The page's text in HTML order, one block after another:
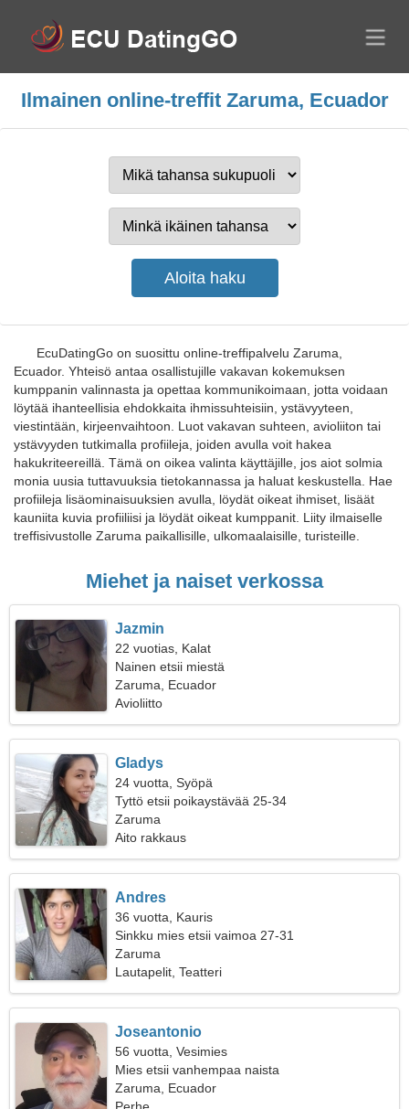
Ilmainen online-treffit Zaruma, Ecuador
EcuDatingGo on suosittu online-treffipalvelu Zaruma,
Ecuador. Yhteisö antaa osallistujille vakavan kokemuksen
kumppanin valinnasta ja opettaa kommunikoimaan, jotta voidaan
löytää ihanteellisia ehdokkaita ihmissuhteisiin, ystävyyteen,
viestintään, kirjeenvaihtoon. Luot vakavan suhteen, avioliiton tai
ystävyyden tutkimalla profiileja, joiden avulla voit hakea
hakukriteereillä. Tämä on oikea valinta käyttäjille, jos aiot solmia
monia uusia tuttavuuksia tietokannassa ja haluat keskustella. Hae
profiileja lisäominaisuuksien avulla, löydät oikeat ihmiset, lisäät
kauniita kuvia profiiliisi ja löydät oikeat kumppanit. Liity ilmaiselle
treffisivustolle Zaruma paikallisille, ulkomaalaisille, turisteille.
Miehet ja naiset verkossa
Jazmin
22 vuotias, Kalat
Nainen etsii miestä
Zaruma, Ecuador
Avioliitto
Gladys
24 vuotta, Syöpä
Tyttö etsii poikaystävää 25-34
Zaruma
Aito rakkaus
Andres
36 vuotta, Kauris
Sinkku mies etsii vaimoa 27-31
Zaruma
Lautapelit, Teatteri
Joseantonio
56 vuotta, Vesimies
Mies etsii vanhempaa naista
Zaruma, Ecuador